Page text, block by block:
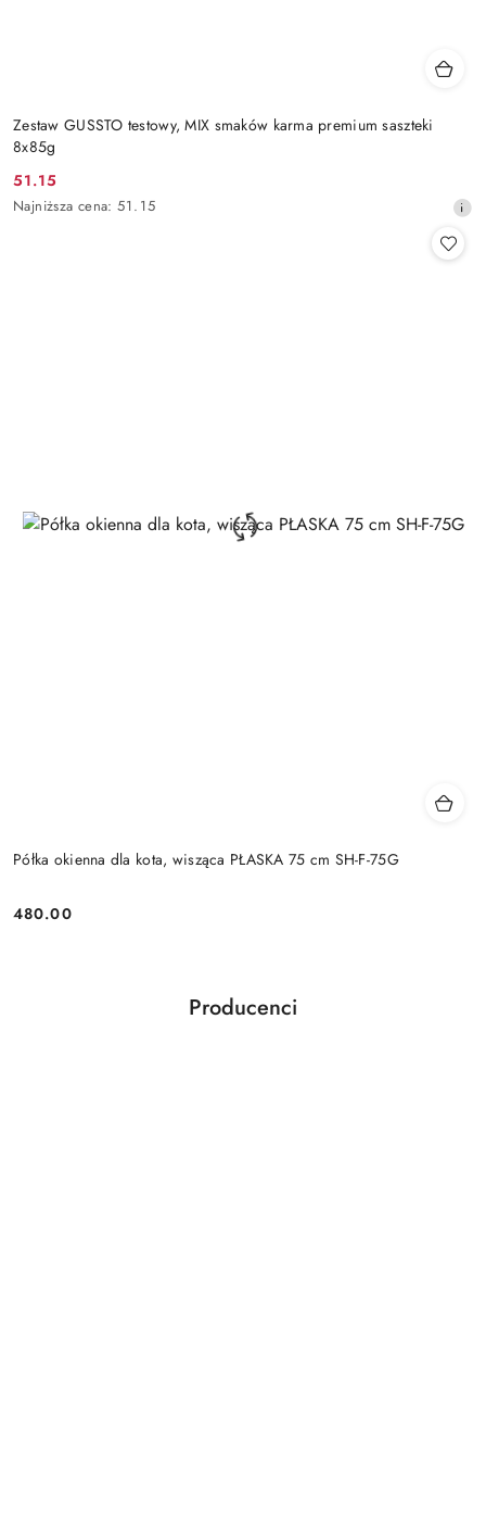
Zestaw GUSSTO testowy, MIX smaków karma premium saszteki
8x85g
Cena
promocyjna:
51.15
Najniższa
Najniższa cena: 51.15
Półka okienna dla kota, wisząca PŁASKA 75 cm SH-F-75G
Cena:
480.00
Pomiń karuzelę producentów
Producenci